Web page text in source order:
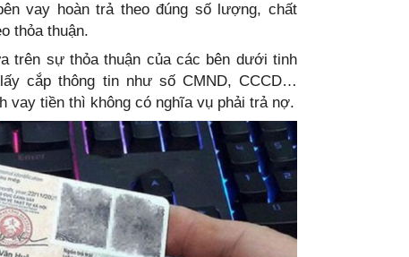
vay hoàn trả theo đúng số lượng, chất
thỏa thuận.
trên sự thỏa thuận của các bên dưới tinh
cắp thông tin như số CMND, CCCD…
vay tiền thì không có nghĩa vụ phải trả nợ.